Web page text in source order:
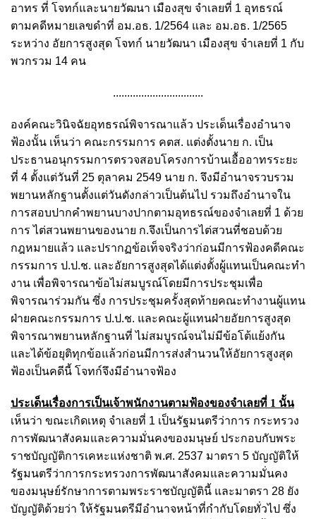
อาทร ที่ โจทก์และนายวัฒนา เมืองสุข จําเลยที่ 1 อุทธรณ์
ตามคดีหมายเลขดําที่ อม.อธ. 1/2564 และ อม.อธ. 1/2565
ระหว่าง อัยการสูงสุด โจทก์ นายวัฒนา เมืองสุข จําเลยที่ 1 กับ
พวกรวม 14 คน
................................
องค์คณะวินิจฉัยอุทธรณ์พิจารณาแล้ว ประเด็นเรื่องอํานาจ
ฟ้องนั้น เห็นว่า คณะกรรมการ คตส. แต่งตั้งนาย ก. เป็น
ประธานอนุกรรมการตรวจสอบโครงการบ้านเอื้ออาทรระยะ
ที่ 4 ตั้งแต่วันที่ 25 ตุลาคม 2549 นาย ก. จึงมีอํานาจรวบรวม
พยานหลักฐานตั้งแต่วันดังกล่าวเป็นต้นไป รวมถึงอํานาจใน
การสอบปากคําพยานบางปากตามอุทธรณ์ของจําเลยที่ 1 ด้วย
การ ไต่สวนพยานของนาย ก.จึงเป็นการไต่สวนที่ชอบด้วย
กฎหมายแล้ว และปรากฏข้อเท็จจริงว่าก่อนมีการฟ้องคดีคณะ
กรรมการ ป.ป.ช. และอัยการสูงสุดได้แต่งตั้งผู้แทนเป็นคณะทํา
งาน เพื่อพิจารณาข้อไม่สมบูรณ์โดยมีการประชุมเพื่อ
พิจารณาร่วมกัน ซึ่ง การประชุมครั้งสุดท้ายคณะทํางานผู้แทน
ฝ่ายคณะกรรมการ ป.ป.ช. และคณะผู้แทนฝ่ายอัยการสูงสุด
พิจารณาพยานหลักฐานที่ ไม่สมบูรณ์จนไม่มีข้อโต้แย้งกัน
และได้ข้อยุติทุกข้อแล้วก่อนมีการส่งสํานวนให้อัยการสูงสุด
ฟ้องเป็นคดีนี้ โจทก์จึงมีอํานาจฟ้อง
ประเด็นเรื่องการเป็นเจ้าพนักงานตามฟ้องของจําเลยที่ 1 นั้น
เห็นว่า ขณะเกิดเหตุ จําเลยที่ 1 เป็นรัฐมนตรีว่าการ กระทรวง
การพัฒนาสังคมและความมั่นคงของมนุษย์ ประกอบกับพระ
ราชบัญญัติการเคหะแห่งชาติ พ.ศ. 2537 มาตรา 5 บัญญัติให้
รัฐมนตรีว่าการกระทรวงการพัฒนาสังคมและความมั่นคง
ของมนุษย์รักษาการตามพระราชบัญญัตินี้ และมาตรา 28 ยัง
บัญญัติด้วยว่า ให้รัฐมนตรีมีอํานาจหน้าที่กํากับโดยทั่วไป ซึ่ง